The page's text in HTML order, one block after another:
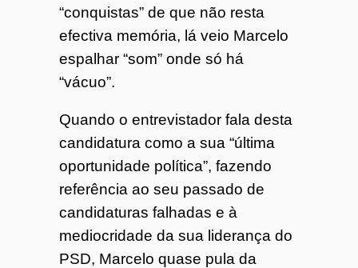
“conquistas” de que não resta
efectiva memória, lá veio Marcelo
espalhar “som” onde só há
“vácuo”.
Quando o entrevistador fala desta
candidatura como a sua “última
oportunidade política”, fazendo
referência ao seu passado de
candidaturas falhadas e à
mediocridade da sua liderança do
PSD, Marcelo quase pula da